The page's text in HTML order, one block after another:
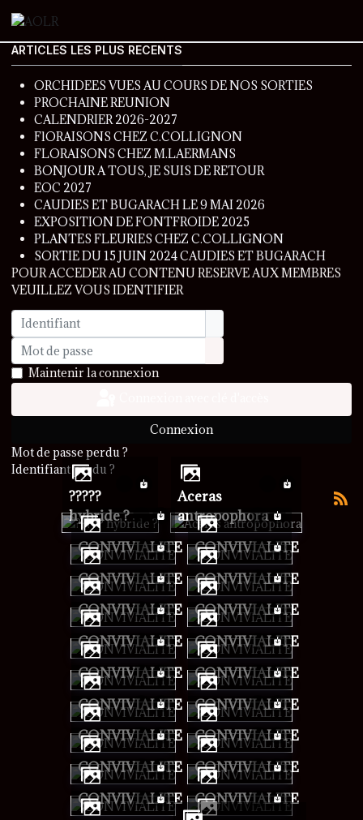
ARTICLES LES PLUS RECENTS
ORCHIDEES VUES AU COURS DE NOS SORTIES
PROCHAINE REUNION
CALENDRIER 2026-2027
FlORAISONS CHEZ C.COLLIGNON
FLORAISONS CHEZ M.LAERMANS
BONJOUR A TOUS, JE SUIS DE RETOUR
EOC 2027
CAUDIES ET BUGARACH LE 9 MAI 2026
EXPOSITION DE FONTFROIDE 2025
PLANTES FLEURIES CHEZ C.COLLIGNON
SORTIE DU 15 JUIN 2024 CAUDIES ET BUGARACH
POUR ACCEDER AU CONTENU RESERVE AUX MEMBRES
VEUILLEZ VOUS IDENTIFIER
Identifiant
Mot de passe
Afficher le mot de passe
Maintenir la connexion
Connexion
Mot de passe perdu ?
Identifiant perdu ?
?????
hybride ?
Aceras
antropophora
CONVIVIALITE
CONVIVIALITE
CONVIVIALITE
CONVIVIALITE
CONVIVIALITE
CONVIVIALITE
CONVIVIALITE
CONVIVIALITE
CONVIVIALITE
CONVIVIALITE
CONVIVIALITE
CONVIVIALITE
CONVIVIALITE
CONVIVIALITE
CONVIVIALITE
CONVIVIALITE
CONVIVIALITE
CONVIVIALITE